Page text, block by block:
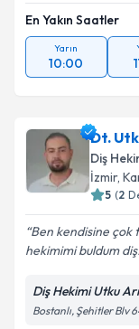
En Yakın Saatler
Yarın
10:00
Dt.
Diş
İzmir,
5 (2
Ben kendisine çok
hekimimi buldum
Diş Hekimi Utku
Bostanlı, Şehitler Blv